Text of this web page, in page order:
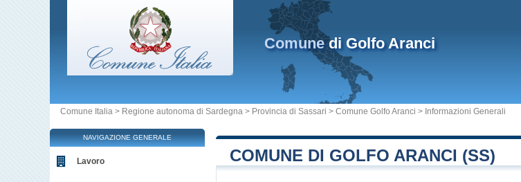
Comunedi Golfo Aranci
Comune Italia > Regione autonoma di Sardegna > Provincia di Sassari > Comune Golfo Aranci > Informazioni Generali
COMUNE DI GOLFO ARANCI (SS)
NAVIGAZIONE GENERALE
Lavoro